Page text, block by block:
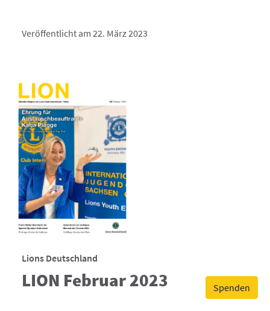
Spenden
Veröffentlicht am 22. März 2023
Lions Deutschland
LION Februar 2023